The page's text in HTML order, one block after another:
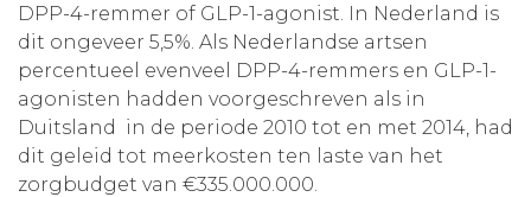
DPP-4-remmer of GLP-1-agonist. In Nederland is
dit ongeveer 5,5%. Als Nederlandse artsen
percentueel evenveel DPP-4-remmers en GLP-1-
agonisten hadden voorgeschreven als in
Duitsland in de periode 2010 tot en met 2014, had
dit geleid tot meerkosten ten laste van het
zorgbudget van €335.000.000.